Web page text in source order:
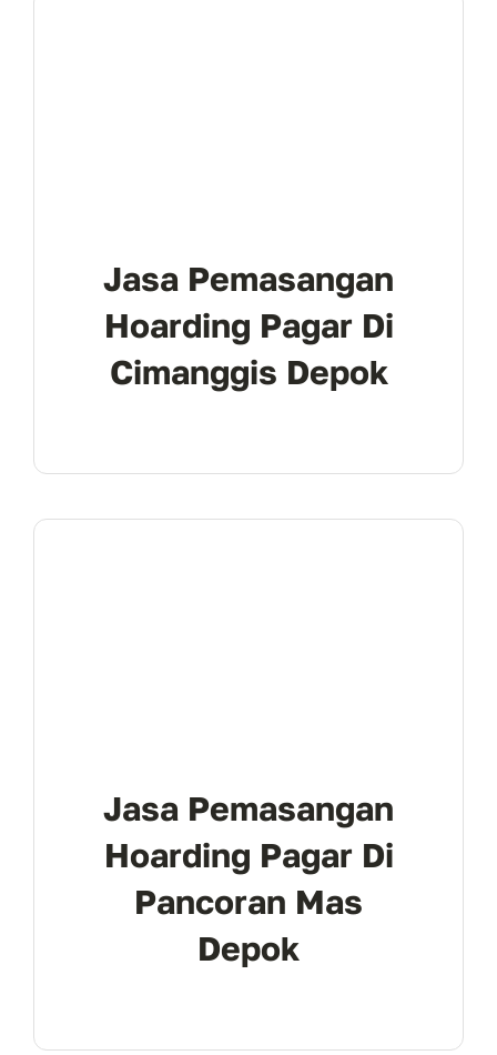
Jasa Pemasangan
Hoarding Pagar Di
Cimanggis Depok
Jasa Pemasangan
Hoarding Pagar Di
Pancoran Mas
Depok